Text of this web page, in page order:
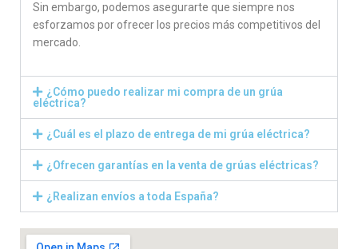
Sin embargo, podemos asegurarte que siempre nos
esforzamos por ofrecer los precios más competitivos del
mercado.
¿Cómo puedo realizar mi compra de un grúa
eléctrica?
¿Cuál es el plazo de entrega de mi grúa eléctrica?
¿Ofrecen garantías en la venta de grúas eléctricas?
¿Realizan envíos a toda España?